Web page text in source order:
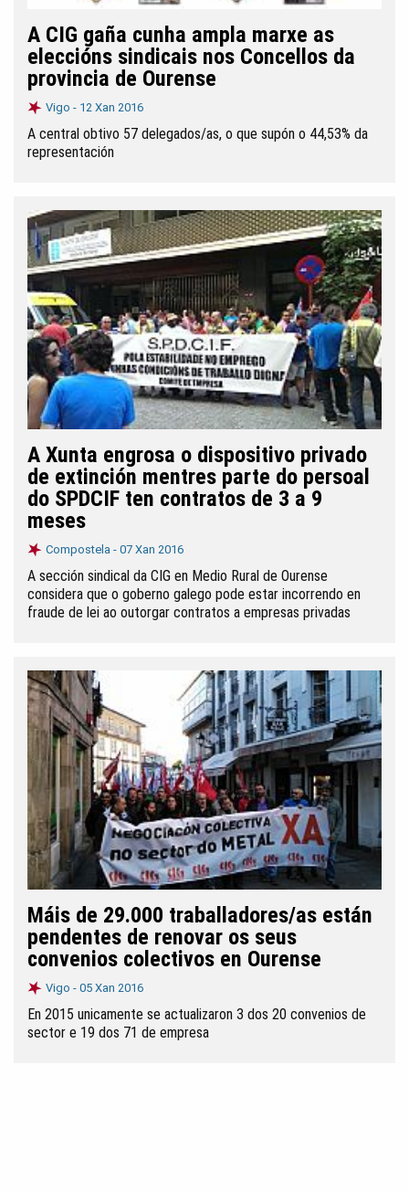
A CIG gaña cunha ampla marxe as
eleccións sindicais nos Concellos da
provincia de Ourense
Vigo - 12 Xan 2016
A central obtivo 57 delegados/as, o que supón o 44,53% da
representación
A Xunta engrosa o dispositivo privado
de extinción mentres parte do persoal
do SPDCIF ten contratos de 3 a 9
meses
Compostela - 07 Xan 2016
A sección sindical da CIG en Medio Rural de Ourense
considera que o goberno galego pode estar incorrendo en
fraude de lei ao outorgar contratos a empresas privadas
Máis de 29.000 traballadores/as están
pendentes de renovar os seus
convenios colectivos en Ourense
Vigo - 05 Xan 2016
En 2015 unicamente se actualizaron 3 dos 20 convenios de
sector e 19 dos 71 de empresa